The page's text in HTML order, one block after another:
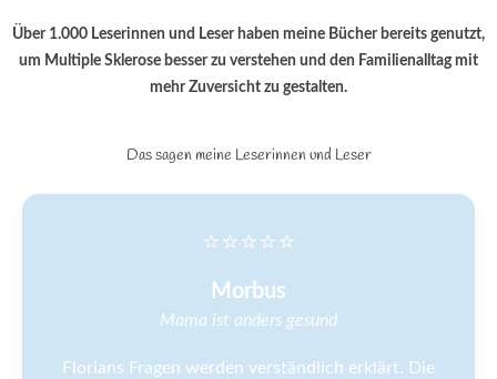
Über 1.000 Leserinnen und Leser haben meine Bücher bereits genutzt,
um Multiple Sklerose besser zu verstehen und den Familienalltag mit
mehr Zuversicht zu gestalten.
Das sagen meine Leserinnen und Leser
⭐⭐⭐⭐⭐
Morbus
Mama ist anders gesund
Florians Fragen werden verständlich erklärt. Die